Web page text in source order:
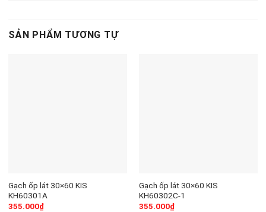
SẢN PHẨM TƯƠNG TỰ
Gạch ốp lát 30×60 KIS
KH60301A
355.000₫
Gạch ốp lát 30×60 KIS
KH60302C-1
355.000₫